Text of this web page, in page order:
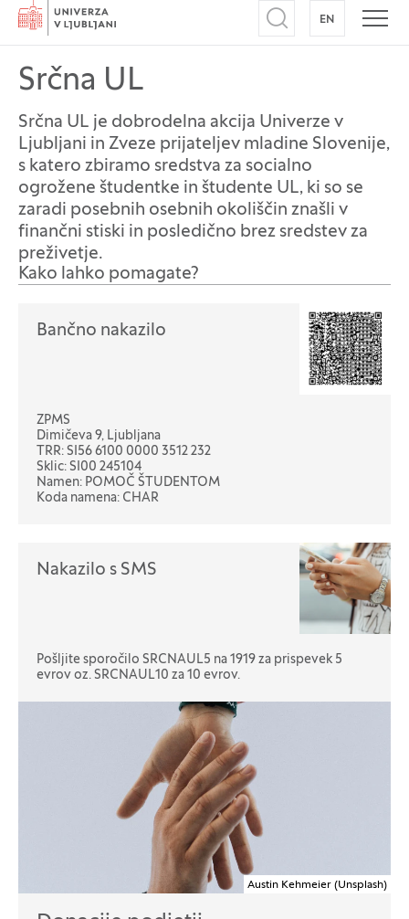
Domov
Odpri iskalnik
EN NA
Srčna UL
Srčna UL je dobrodelna akcija Univerze v
Ljubljani in Zveze prijateljev mladine Slovenije,
s katero zbiramo sredstva za socialno
ogrožene študentke in študente UL, ki so se
zaradi posebnih osebnih okoliščin znašli v
finančni stiski in posledično brez sredstev za
preživetje.
Kako lahko pomagate?
Bančno nakazilo
ZPMS
Dimičeva 9, Ljubljana
TRR: SI56 6100 0000 3512 232
Sklic: SI00 245104
Namen: POMOČ ŠTUDENTOM
Koda namena: CHAR
Nakazilo s SMS
Pošljite sporočilo SRCNAUL5 na 1919 za prispevek 5
evrov oz. SRCNAUL10 za 10 evrov.
Austin Kehmeier (Unsplash)